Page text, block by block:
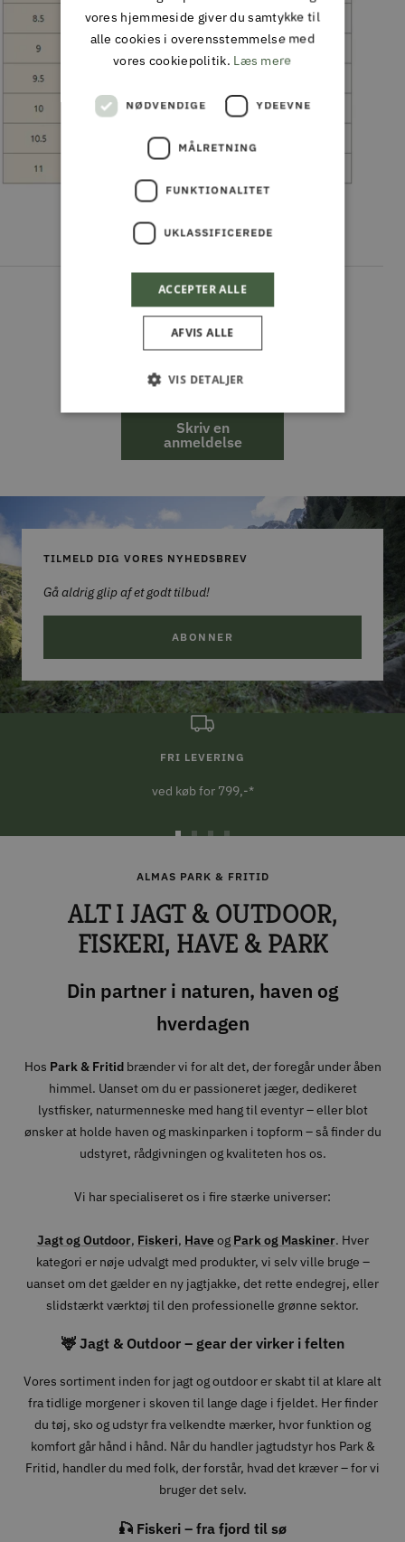
Kundeanmeldelser
Vær den første til at skrive en anmeldelse
Skriv en
anmeldelse
TILMELD DIG VORES NYHEDSBREV
Gå aldrig glip af et godt tilbud!
ABONNER
FRI LEVERING
ved køb for 799,-*
1
2
4
ALMAS PARK & FRITID
ALT I JAGT & OUTDOOR,
FISKERI, HAVE & PARK
Din partner i naturen, haven og
hverdagen
Hos Park & Fritidbrænder vi for alt det, der foregår under åben
himmel. Uanset om du er passioneret jæger, dedikeret
lystfisker, naturmenneske med hang til eventyr – eller blot
ønsker at holde haven og maskinparken i topform – så finder du
udstyret, rådgivningen og kvaliteten hos os.
Vi har specialiseret os i fire stærke universer:
Jagt og Outdoor, Fiskeri, Haveog Park og Maskiner. Hver
kategori er nøje udvalgt med produkter, vi selv ville bruge –
uanset om det gælder en ny jagtjakke, det rette endegrej, eller
slidstærkt værktøj til den professionelle grønne sektor.
🦌 Jagt & Outdoor – gear der virker i felten
Vores sortiment inden for jagt og outdoor er skabt til at klare alt
fra tidlige morgener i skoven til lange dage i fjeldet. Her finder
du tøj, sko og udstyr fra velkendte mærker, hvor funktion og
komfort går hånd i hånd. Når du handler jagtudstyr hos Park &
Fritid, handler du med folk, der forstår, hvad det kræver – for vi
bruger det selv.
🎣 Fiskeri – fra fjord til sø
vores hjemmeside giver du samtykke til
alle cookies i overensstemmelse med
vores cookiepolitik. Læs mere
NØDVENDIGE YDEEVNE
MÅLRETNING
FUNKTIONALITET
UKLASSIFICEREDE
ACCEPTER ALLE
AFVIS ALLE
VIS DETALJER